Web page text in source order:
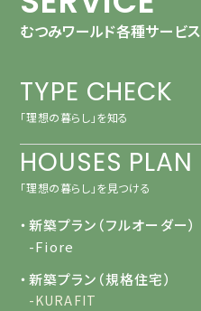
むつみワールド各種サービス
TYPE CHECK
「理想の暮らし」を知る
HOUSES PLAN
「理想の暮らし」を見つける
・新築プラン（フルオーダー）
-Fiore
・新築プラン（規格住宅）
-KURAFIT